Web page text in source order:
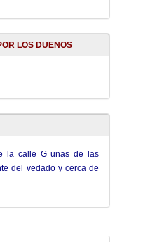
LOS DUENOS
la calle G unas de las
del vedado y cerca de